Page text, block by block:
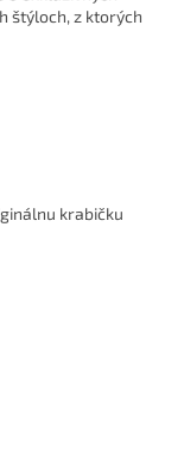
štýloch, z ktorých
krabičku